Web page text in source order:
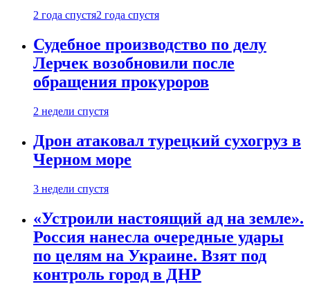
2 года спустя2 года спустя
Судебное производство по делу
Лерчек возобновили после
обращения прокуроров
2 недели спустя
Дрон атаковал турецкий сухогруз в
Черном море
3 недели спустя
«Устроили настоящий ад на земле».
Россия нанесла очередные удары
по целям на Украине. Взят под
контроль город в ДНР